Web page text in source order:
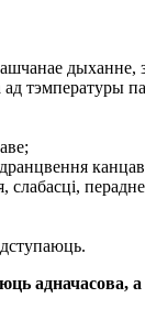
дыханне,
тэмпературы
слабасці,
адначасова, а